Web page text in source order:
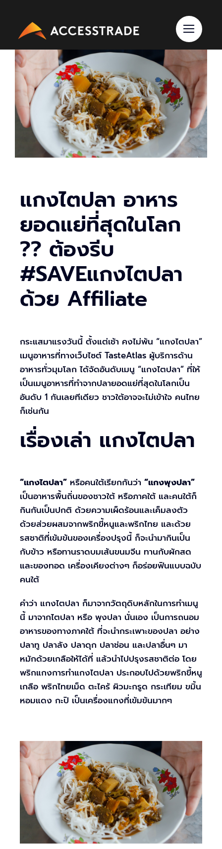
content
แกงไตปลา อาหาร
ยอดแย่ที่สุดในโลก
?? ต้องรีบ
#SAVEแกงไตปลา
ด้วย Affiliate
กระแสมาแรงวันนี้ ตั้งแต่เช้า คงไม่พ้น “แกงไตปลา”
เมนูอาหารที่ทางเว็บไซต์ TasteAtlas ผู้บริการด้าน
อาหารทั่วมุมโลก ได้จัดอันดับเมนู “แกงไตปลา” ที่ให้
เป็นเมนูอาหารที่ทำจากปลายอดแย่ที่สุดในโลกเป็น
อันดับ 1 กันเลยทีเดียว ชาวใต้อาจจะไม่เข้าใจ คนไทย
ก็เช่นกัน
เรื่องเล่า แกงไตปลา
“แกงไตปลา” หรือคนใต้เรียกกันว่า “แกงพุงปลา”
เป็นอาหารพื้นถิ่นของชาวใต้ หรือภาคใต้ และคนใต้ก็
กินกันเป็นปกติ ด้วยความเผ็ดร้อนและเค็มลงตัว
ด้วยส่วยผสมจากพริกขี้หนูและพริกไทย และด้วย
รสชาติที่เข้มข้นของเครื่องปรุงนี้ ก็จะนำมากินเป็น
กับข้าว หรือทานราดบมเส้นขนมจีน ทานกับผักสด
และของทอด เครื่องเคียงต่างๆ ก็อร่อยฟินแบบฉบับ
คนใต้
คำว่า แกงไตปลา ก็มาจากวัตถุดิบหลักในการทำเมนู
นี้ มาจากไตปลา หรือ พุงปลา นั่นเอง เป็นการถนอม
อาหารของทางภาคใต้ ที่จะนำกระเพาะของปลา อย่าง
ปลาทู ปลาลัง ปลาดุก ปลาช่อน และปลาอื่นๆ มา
หมักด้วยเกลือให้ได้ที่ แล้วนำไปปรุงรสชาติต่อ โดย
พริกแกงการทำแกงไตปลา ประกอบไปด้วยพริกขี้หนู
เกลือ พริกไทยเม็ด ตะไคร้ ผิวมะกรูด กระเทียม ขมิ้น
หอมแดง กะปิ เป็นเครื่องแกงที่เข้มข้นมากๆ